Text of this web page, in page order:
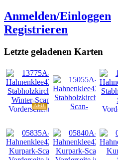
Anmelden/Einloggen
Registrieren
Letzte geladenen Karten
NEU